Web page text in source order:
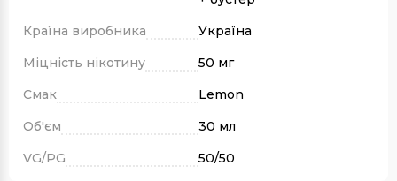
Країна виробника
Україна
Міцність нікотину
50 мг
Смак
Lemon
Об'єм
30 мл
VG/PG
50/50